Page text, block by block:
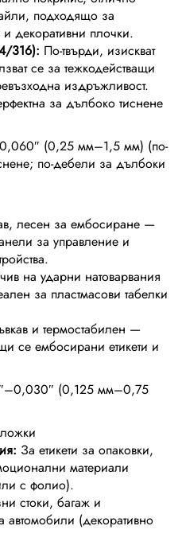
подходящо за
и декоративни плочки.
316): По-твърди, изискват
се за тежкодействащи
издръжливост.
за дълбоко тиснене
(0,25 мм–1,5 мм) (по-
по-дебели за дълбоки
лесен за ембосиране —
за управление и
на ударни натоварвания
за пластмасови табелки
и термостабилен —
се ембосирани етикети и
(0,125 мм–0,75
За етикети за опаковки,
материали
с фолио).
стоки, багаж и
автомобили (декоративно